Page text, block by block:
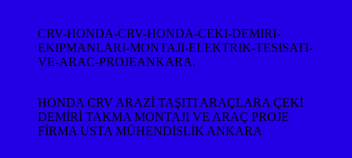
CRV-HONDA-CRV-HONDA-CEKI-DEMIRI-
EKIPMANLARI-MONTAJI-ELEKTRIK-TESISATI-
VE-ARAC-PROJEANKARA.
HONDA CRV ARAZİ TAŞITI ARAÇLARA ÇEKİ
DEMİRİ TAKMA MONTAJI VE ARAÇ PROJE
FİRMA USTA MÜHENDİSLİK ANKARA